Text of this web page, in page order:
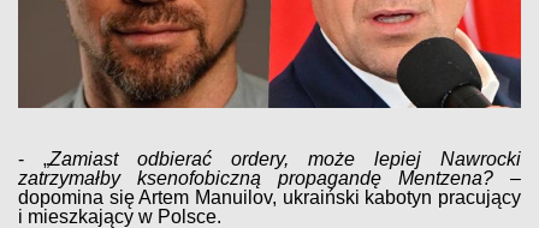
- „Zamiast odbierać ordery, może lepiej Nawrocki
zatrzymałby ksenofobiczną propagandę Mentzena? –
dopomina się Artem Manuilov, ukraiński kabotyn pracujący
i mieszkający w Polsce.